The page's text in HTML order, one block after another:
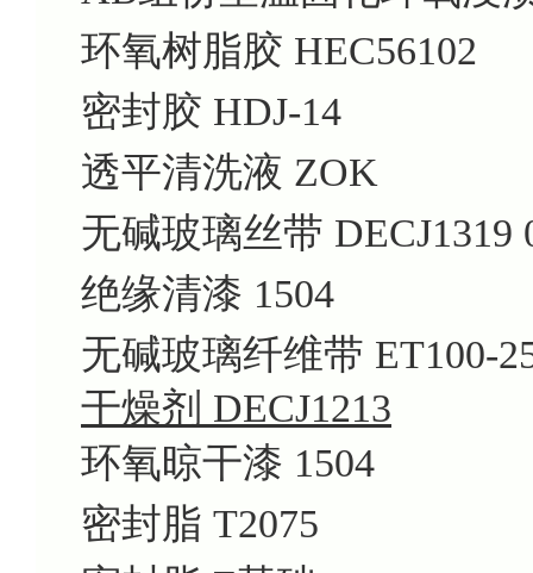
环氧树脂胶 HEC56102
密封胶 HDJ-14
透平清洗液 ZOK
无碱玻璃丝带 DECJ1319
绝缘清漆 1504
无碱玻璃纤维带 ET100-
干燥剂 DECJ1213
环氧晾干漆 1504
密封脂 T2075